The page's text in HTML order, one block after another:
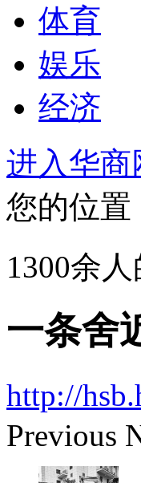
体育
娱乐
经济
进入华商
您的位置
1300余
一条舍
http://
Previous